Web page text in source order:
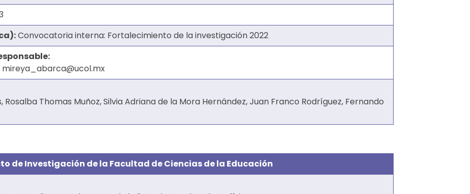
Convocatoria interna: Fortalecimiento de la investigación 2022
Rosalba Thomas Muñoz, Silvia Adriana de la Mora Hernández, Juan Franco Rodríguez, Fernando
de Investigación de la Facultad de Ciencias de la Educación